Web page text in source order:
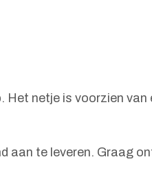
netje is voorzien
aan te leveren. Graag